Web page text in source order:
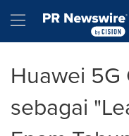
Hamburger menu
Huawei
sebagai